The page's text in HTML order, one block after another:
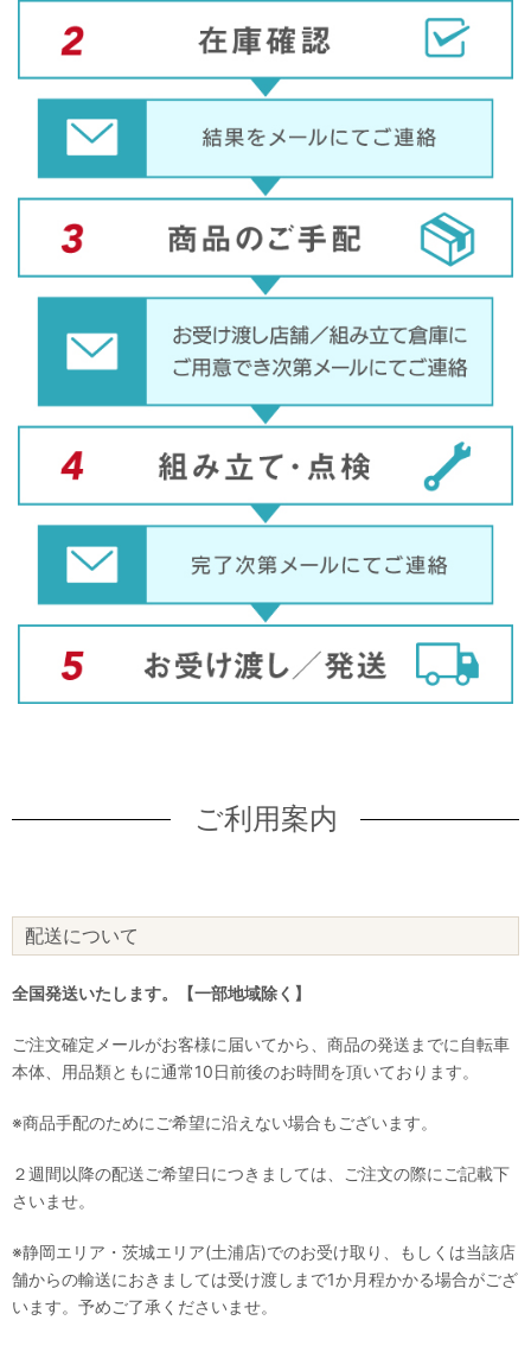
ご利用案内
配送について
全国発送いたします。【一部地域除く】
ご注文確定メールがお客様に届いてから、商品の発送までに自転車
本体、用品類ともに通常10日前後のお時間を頂いております。
※商品手配のためにご希望に沿えない場合もございます。
２週間以降の配送ご希望日につきましては、ご注文の際にご記載下
さいませ。
※静岡エリア・茨城エリア(土浦店)でのお受け取り、もしくは当該店
舗からの輸送におきましては受け渡しまで1か月程かかる場合がござ
います。予めご了承くださいませ。